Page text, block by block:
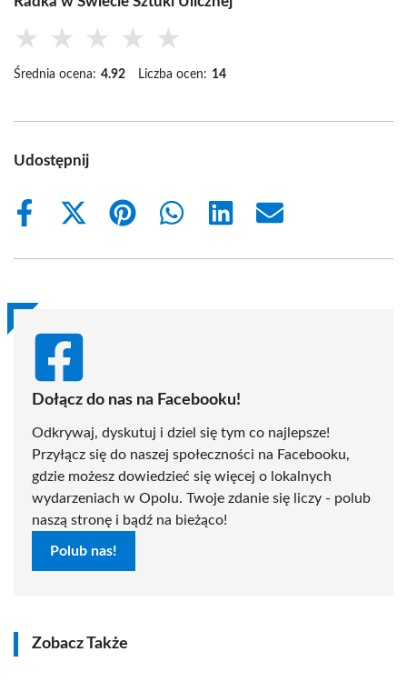
★ ★ ★ ★ ★
Średnia ocena: 4.92 Liczba ocen: 14
Udostępnij
Share
Share
(Twitter)
Share
Share
Share
Share
Dołącz do nas na Facebooku!
Odkrywaj, dyskutuj i dziel się tym co najlepsze!
Przyłącz się do naszej społeczności na Facebooku,
gdzie możesz dowiedzieć się więcej o lokalnych
wydarzeniach w Opolu. Twoje zdanie się liczy - polub
naszą stronę i bądź na bieżąco!
Polub nas!
Zobacz Także